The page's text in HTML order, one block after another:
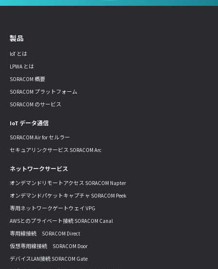
製品
IoT とは
LPWA とは
SORACOM 概要
SORACOM プラットフォーム
SORACOM のサービス
IoT データ通信
SORACOM Air for セルラー
セキュアリンクサービス SORACOM Arc
ネットワークサービス
オンデマンドリモートアクセス SORACOM Napter
オンデマンドパケットキャプチャ SORACOM Peek
専用ネットワークゲートウェイ VPG
AWSとのプライベート接続 SORACOM Canal
専用線接続 SORACOM Direct
仮想専用線接続 SORACOM Door
デバイスLAN接続 SORACOM Gate